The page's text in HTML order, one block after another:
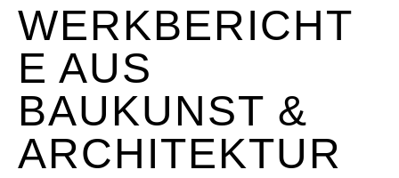
WERKBERICHT
E AUS
BAUKUNST &
ARCHITEKTUR